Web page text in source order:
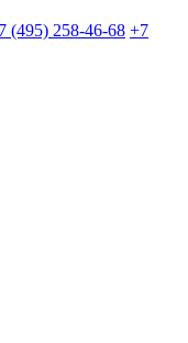
(495) 258-46-68 +7